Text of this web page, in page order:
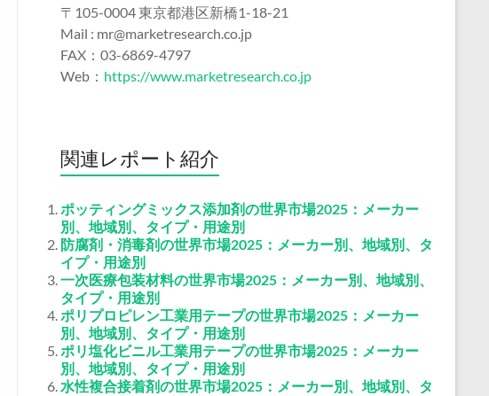
〒105-0004 東京都港区新橋1-18-21
Mail : mr@marketresearch.co.jp
FAX：03-6869-4797
Web： https://www.marketresearch.co.jp
関連レポート紹介
ポッティングミックス添加剤の世界市場2025：メーカー
別、地域別、タイプ・用途別
防腐剤・消毒剤の世界市場2025：メーカー別、地域別、タ
イプ・用途別
一次医療包装材料の世界市場2025：メーカー別、地域別、
タイプ・用途別
ポリプロピレン工業用テープの世界市場2025：メーカー
別、地域別、タイプ・用途別
ポリ塩化ビニル工業用テープの世界市場2025：メーカー
別、地域別、タイプ・用途別
水性複合接着剤の世界市場2025：メーカー別、地域別、タ